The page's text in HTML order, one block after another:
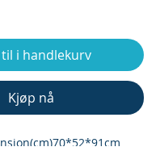
til i handlekurv
Kjøp nå
70*52*91cm